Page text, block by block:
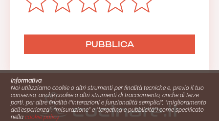
Informativa
Noi utilizziamo cookie o altri strumenti per finalità tecniche e, previo il tuo
consenso, anche cookie o altri strumenti di tracciamento, anche di terze
parti, per altre finalità (“interazioni e funzionalità semplici”, “miglioramento
dell'esperienza”, “misurazione” e “targeting e pubblicità”) come specificato
nellacookie policy.